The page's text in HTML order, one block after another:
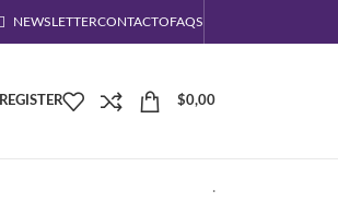
NEWSLETTERCONTACTOFAQS
$0,00
.